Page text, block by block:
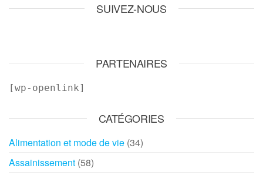
SUIVEZ-NOUS
PARTENAIRES
[wp-openlink]
CATÉGORIES
Alimentation et mode de vie (34)
Assainissement (58)